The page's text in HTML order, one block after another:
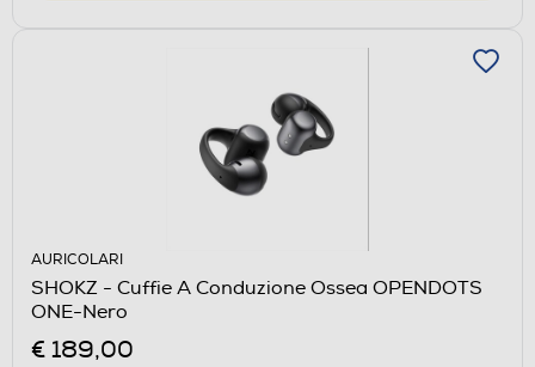
AURICOLARI
SHOKZ - Cuffie A Conduzione Ossea OPENDOTS
ONE-Nero
€ 189,00